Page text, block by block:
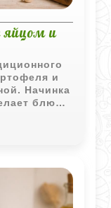
яйцом и
и
Начинка
блюдо